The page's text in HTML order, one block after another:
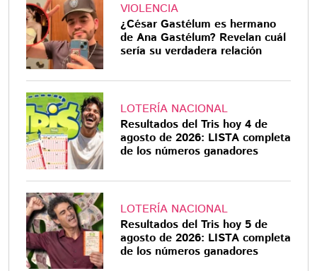
VIOLENCIA
¿César Gastélum es hermano
de Ana Gastélum? Revelan cuál
sería su verdadera relación
LOTERÍA NACIONAL
Resultados del Tris hoy 4 de
agosto de 2026: LISTA completa
de los números ganadores
LOTERÍA NACIONAL
Resultados del Tris hoy 5 de
agosto de 2026: LISTA completa
de los números ganadores